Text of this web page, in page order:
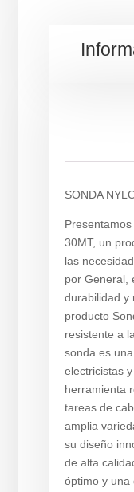
SONDA
30MT, un
las
por General,
durabilidad y
producto
resistente a
sonda es
electricistas
herramienta
tareas de
amplia
su diseño
de alta
óptimo y una